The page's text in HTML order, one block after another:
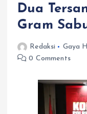
Dua
Gram
Redaksi Gaya
0 Comments